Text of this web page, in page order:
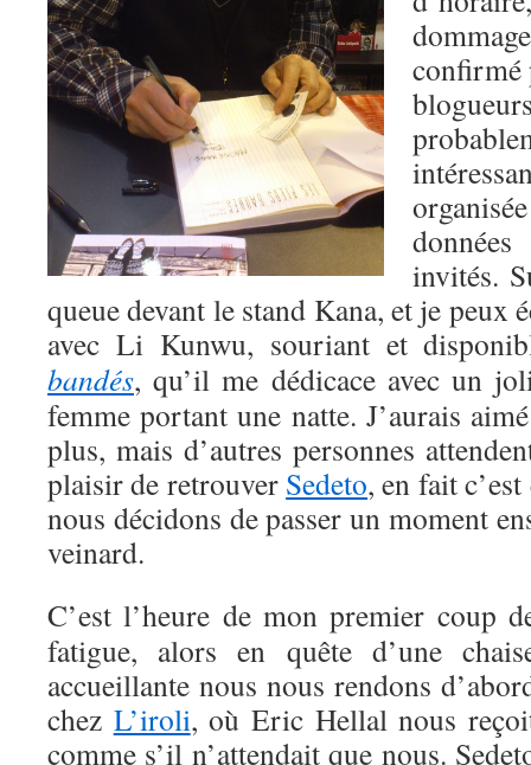
confirmé
invités.
queue devant le stand Kana, et je peux
avec Li Kunwu, souriant et
bandés, qu’il me dédicace avec un
femme portant une natte. J’aurais
plus, mais d’autres personnes
plaisir de retrouver Sedeto, en fait
nous décidons de passer un moment
veinard.
C’est l’heure de mon premier coup
fatigue, alors en quête d’une
accueillante nous nous rendons
chez L’iroli, où Eric Hellal nous
comme s’il n’attendait que nous.